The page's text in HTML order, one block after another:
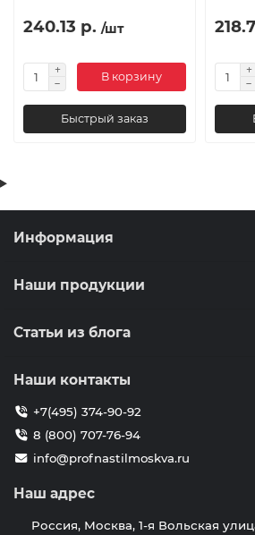
240.13 р. /шт
В корзину
Быстрый заказ
Информация
Наши продукции
Статьи из блога
Наши контакты
+7(495) 374-90-92
8 (800) 707-76-94
info@profnastilmoskva.ru
Наш адрес
Россия, Москва, 1-я Вольская